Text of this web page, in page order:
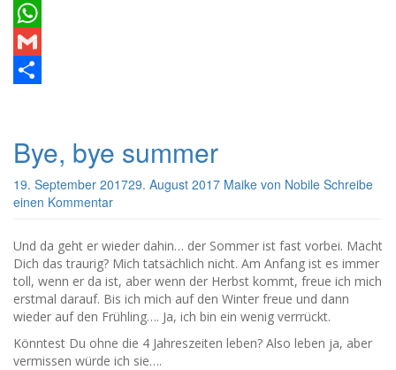
Pinterest
WhatsApp
Gmail
Bye, bye summer
19. September 201729. August 2017 Maike von Nobile Schreibe
einen Kommentar
Und da geht er wieder dahin… der Sommer ist fast vorbei. Macht
Dich das traurig? Mich tatsächlich nicht. Am Anfang ist es immer
toll, wenn er da ist, aber wenn der Herbst kommt, freue ich mich
erstmal darauf. Bis ich mich auf den Winter freue und dann
wieder auf den Frühling…. Ja, ich bin ein wenig verrrückt.
Könntest Du ohne die 4 Jahreszeiten leben? Also leben ja, aber
vermissen würde ich sie….